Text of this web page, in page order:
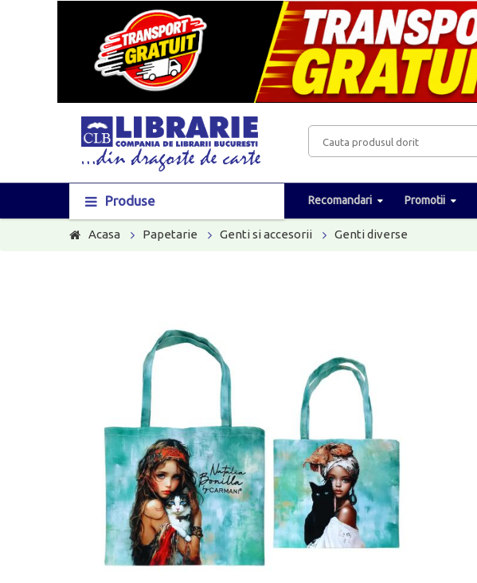
Produse Recomandari Promotii
Acasa Papetarie Genti si accesorii Genti diverse